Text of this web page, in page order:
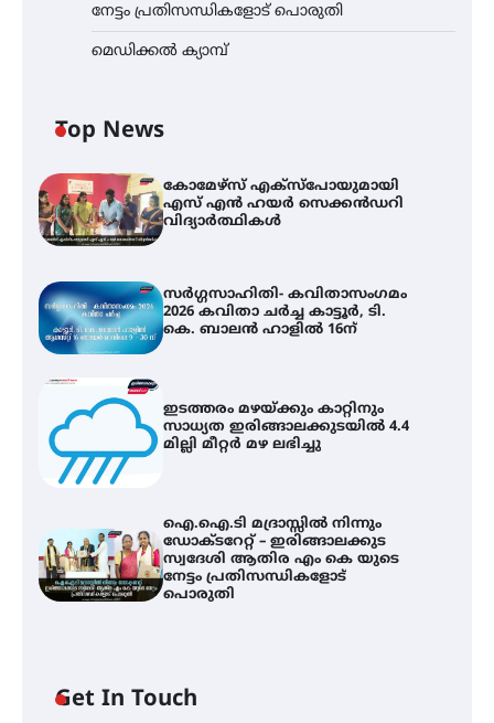
നേട്ടം പ്രതിസന്ധികളോട് പൊരുതി
മെഡിക്കൽ ക്യാമ്പ്
Top News
കോമേഴ്സ് എക്സ്പോയുമായി
എസ് എൻ ഹയർ സെക്കൻഡറി
വിദ്യാർത്ഥികൾ
സർഗ്ഗസാഹിതി- കവിതാസംഗമം
2026 കവിതാ ചർച്ച കാട്ടൂർ, ടി.
കെ. ബാലൻ ഹാളിൽ 16ന്
ഇടത്തരം മഴയ്ക്കും കാറ്റിനും
സാധ്യത ഇരിങ്ങാലക്കുടയിൽ 4.4
മില്ലി മീറ്റർ മഴ ലഭിച്ചു
ഐ.ഐ.ടി മദ്രാസ്സിൽ നിന്നും
ഡോക്ടറേറ്റ് – ഇരിങ്ങാലക്കുട
സ്വദേശി ആതിര എം കെ യുടെ
നേട്ടം പ്രതിസന്ധികളോട്
പൊരുതി
Get In Touch